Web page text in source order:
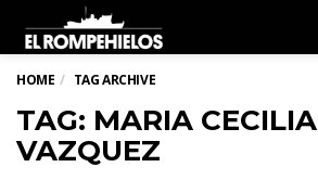
HOME TAG ARCHIVE
TAG: MARIA CECILIA
VAZQUEZ